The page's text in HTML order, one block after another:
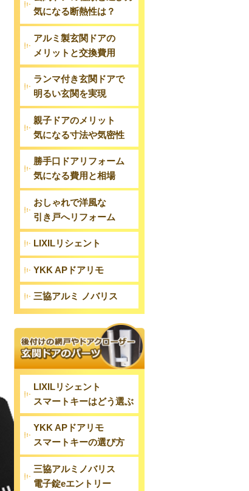
気になる断熱性は？
アルミ製玄関ドアの
メリットと交換費用
ランマ付き玄関ドアで
明るい玄関を実現
親子ドアのメリット
気になる寸法や気密性
勝手口ドアリフォーム
気になる費用と相場
おしゃれで洋風な
引き戸へリフォーム
LIXILリシェント
YKK APドアリモ
三協アルミ ノバリス
LIXILリシェント
スマートキーはどう選ぶ
YKK APドアリモ
スマートキーの選び方
三協アルミノバリス
電子錠eエントリー